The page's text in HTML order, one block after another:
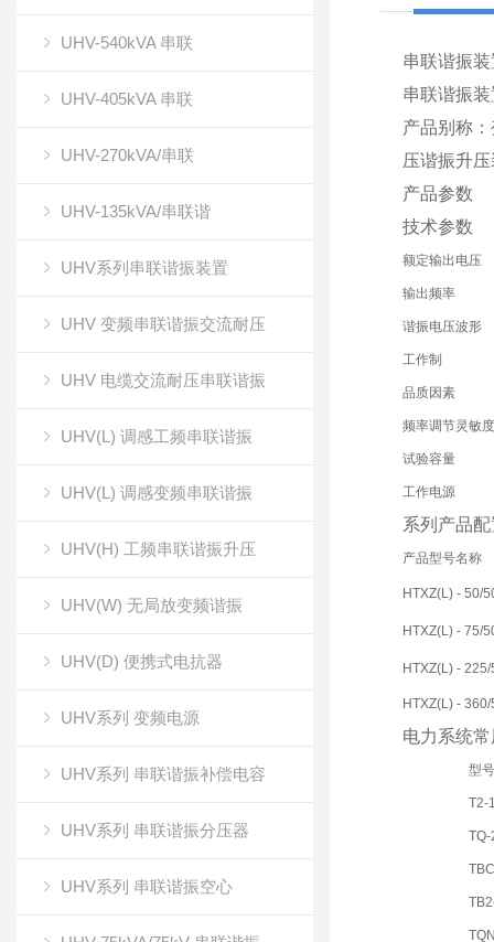
UHV-540kVA 串联
UHV-405kVA 串联
UHV-270kVA/串联
UHV-135kVA/串联谐
UHV系列串联谐振装置
UHV 变频串联谐振交流耐压
UHV 电缆交流耐压串联谐振
UHV(L) 调感工频串联谐振
UHV(L) 调感变频串联谐振
UHV(H) 工频串联谐振升压
UHV(W) 无局放变频谐振
UHV(D) 便携式电抗器
UHV系列 变频电源
UHV系列 串联谐振补偿电容
UHV系列 串联谐振分压器
UHV系列 串联谐振空心
串联谐振
串联谐振
产品别称
压谐振升
产品参数
技术参数
额定输出电压
输出频率
谐振电压波形
工作制
品质因素
频率调节灵敏度
试验容量
工作电源
系列产品
产品型号名称
HTXZ(L) - 50/
HTXZ(L) - 75/
HTXZ(L) - 225/
HTXZ(L) - 360/
电力系统
型号
T2-
TQ-